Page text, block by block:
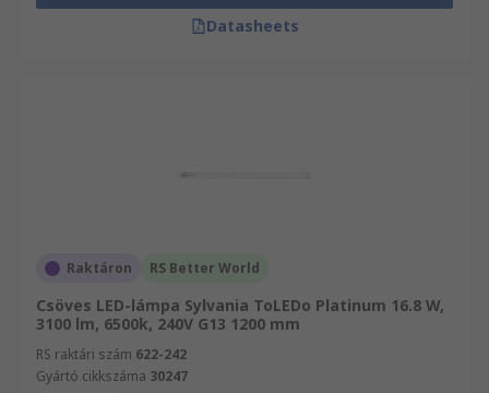
Datasheets
Raktáron RS Better World
Csöves LED-lámpa Sylvania ToLEDo Platinum 16.8 W,
3100 lm, 6500k, 240V G13 1200 mm
RS raktári szám 622-242
Gyártó cikkszáma 30247